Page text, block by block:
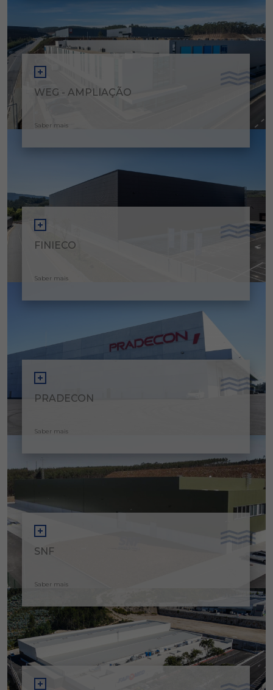
WEG - AMPLIAÇÃO
Saber mais
FINIECO
Saber mais
PRADECON
Saber mais
SNF
Saber mais